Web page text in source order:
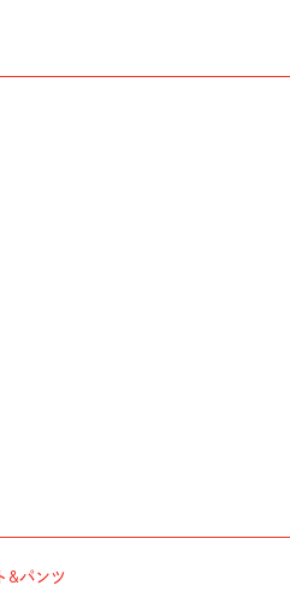
&パンツ